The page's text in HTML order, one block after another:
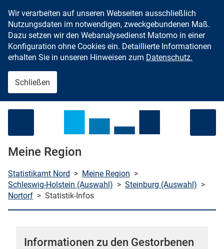
Zum Inhalt springen
Wir verarbeiten auf unseren Webseiten ausschließlich
Nutzungsdaten im notwendigen, zweckgebundenen Maß.
Dazu setzen wir den Webanalysedienst Matomo in einer
Konfiguration ohne Cookies ein. Detaillierte Informationen
erhalten Sie in unseren Hinweisen zum Datenschutz.
Schließen
Meine Region
Statistikamt Nord > Meine Region >
Schleswig-Holstein (Auswahl) > Steinburg (Auswahl) >
Nortorf > Statistik-Infos
Informationen zu den Gestorbenen